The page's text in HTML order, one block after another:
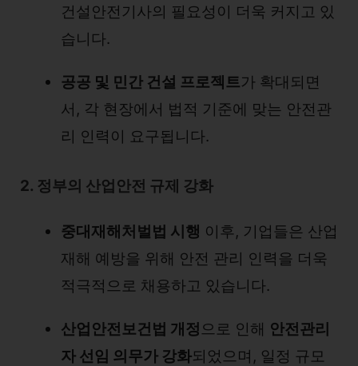
건설안전기사의 필요성이 더욱 커지고 있
습니다.
공공 및 민간 건설 프로젝트가 확대되면
서, 각 현장에서 법적 기준에 맞는 안전관
리 인력이 요구됩니다.
2. 정부의 산업안전 규제 강화
중대재해처벌법 시행 이후, 기업들은 산업
재해 예방을 위해 안전 관리 인력을 더욱
적극적으로 채용하고 있습니다.
산업안전보건법 개정 으로 인해 안전관리
자 선임 의무가 강화되었으며, 일정 규모